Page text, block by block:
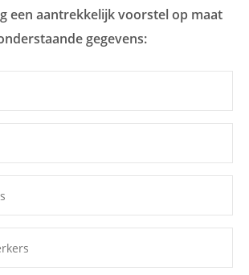
een aantrekkelijk voorstel op maat
gegevens: